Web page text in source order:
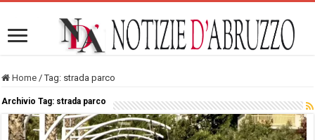
Home / Tag: strada parco
Archivio Tag: strada parco